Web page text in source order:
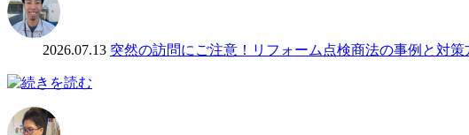
2026.07.13 突然の訪問にご注意！リフォーム点検商法の事例と対策